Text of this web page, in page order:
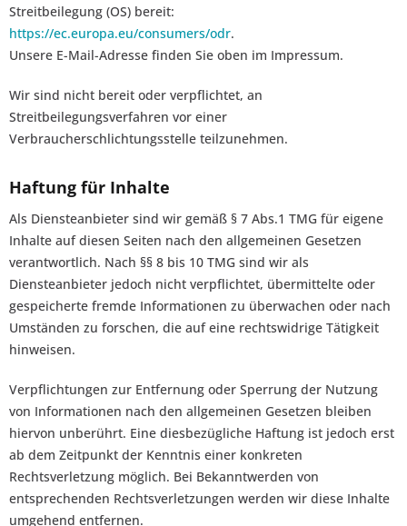
Streitbeilegung (OS) bereit:
https://ec.europa.eu/consumers/odr.
Unsere E-Mail-Adresse finden Sie oben im Impressum.
Wir sind nicht bereit oder verpflichtet, an
Streitbeilegungsverfahren vor einer
Verbraucherschlichtungsstelle teilzunehmen.
Haftung für Inhalte
Als Diensteanbieter sind wir gemäß § 7 Abs.1 TMG für eigene
Inhalte auf diesen Seiten nach den allgemeinen Gesetzen
verantwortlich. Nach §§ 8 bis 10 TMG sind wir als
Diensteanbieter jedoch nicht verpflichtet, übermittelte oder
gespeicherte fremde Informationen zu überwachen oder nach
Umständen zu forschen, die auf eine rechtswidrige Tätigkeit
hinweisen.
Verpflichtungen zur Entfernung oder Sperrung der Nutzung
von Informationen nach den allgemeinen Gesetzen bleiben
hiervon unberührt. Eine diesbezügliche Haftung ist jedoch erst
ab dem Zeitpunkt der Kenntnis einer konkreten
Rechtsverletzung möglich. Bei Bekanntwerden von
entsprechenden Rechtsverletzungen werden wir diese Inhalte
umgehend entfernen.